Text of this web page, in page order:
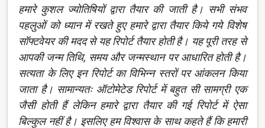
हमारे कुशल ज्योतिषियों द्वारा तैयार की जाती है। सभी संभव
पहलुओं को ध्यान में रखते हुए हमारे द्वारा तैयार किये गये विशेष
सॉफ्टवेयर की मदद से यह रिपोर्ट तैयार होती है। यह पूरी तरह से
आपकी जन्म तिथि, समय और जन्मस्थान पर आधारित होती है।
सत्यता के लिए इन रिपोर्ट का विभिन्न स्तरों पर आंकलन किया
जाता है। सामान्यतः ऑटोमेटेड रिपोर्ट में बहुत सी सामग्री एक
जैसी होती हैं लेकिन हमारे द्वारा तैयार की गई रिपोर्ट में ऐसा
बिल्कुल नहीं है। इसलिए हम विश्वास के साथ कहते हैं कि हमारी